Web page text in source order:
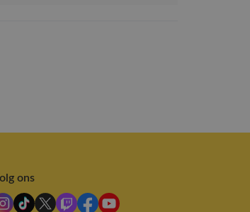
ons